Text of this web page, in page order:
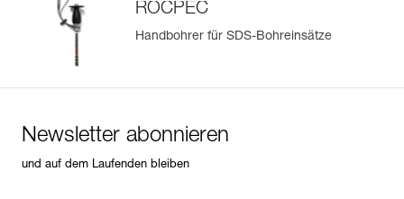
ROCPEC
Handbohrer für SDS-Bohreinsätze
Newsletter abonnieren
und auf dem Laufenden bleiben